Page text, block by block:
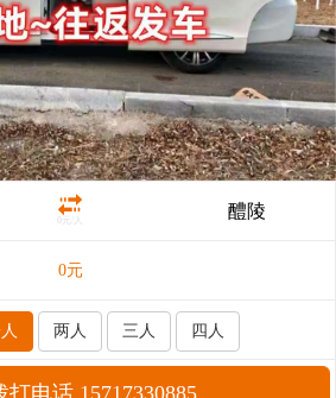
0元/人 醴陵
0元
两人 三人 四人